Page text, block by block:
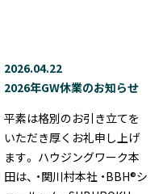
2026.04.22
2026年GW休業のお知らせ
平素は格別のお引き立てを
いただき厚くお礼申し上げ
ます。 ハウジングワーク本
田は、 ・関川村本社 ・BBH®シ